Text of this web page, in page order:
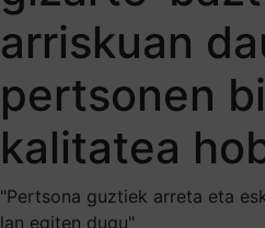
arriskuan
pertsonen
kalitatea
"Pertsona guztiek arreta eta
lan egiten dugu"